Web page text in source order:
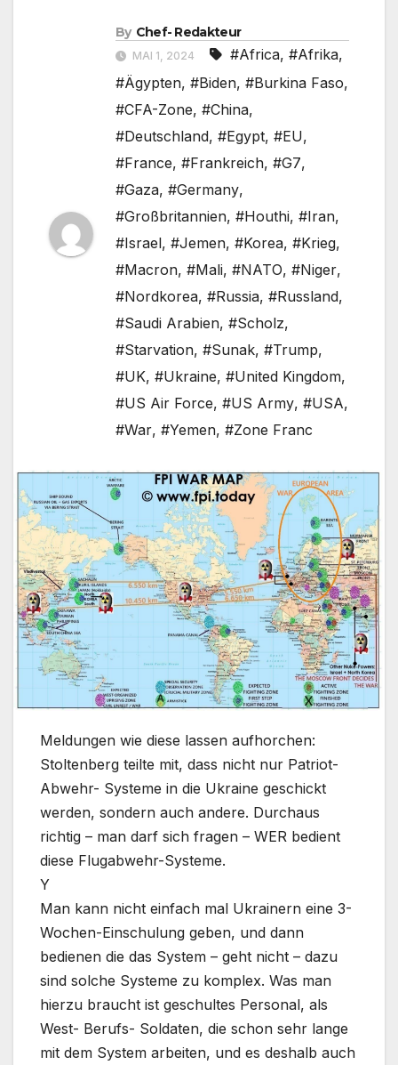
By Chef- Redakteur
MAI 1, 2024 #Africa, #Afrika,
#Ägypten, #Biden, #Burkina Faso,
#CFA-Zone, #China,
#Deutschland, #Egypt, #EU,
#France, #Frankreich, #G7,
#Gaza, #Germany,
#Großbritannien, #Houthi, #Iran,
#Israel, #Jemen, #Korea, #Krieg,
#Macron, #Mali, #NATO, #Niger,
#Nordkorea, #Russia, #Russland,
#Saudi Arabien, #Scholz,
#Starvation, #Sunak, #Trump,
#UK, #Ukraine, #United Kingdom,
#US Air Force, #US Army, #USA,
#War, #Yemen, #Zone Franc
Meldungen wie diese lassen aufhorchen:
Stoltenberg teilte mit, dass nicht nur Patriot-
Abwehr- Systeme in die Ukraine geschickt
werden, sondern auch andere. Durchaus
richtig – man darf sich fragen – WER bedient
diese Flugabwehr-Systeme.
Y
Man kann nicht einfach mal Ukrainern eine 3-
Wochen-Einschulung geben, und dann
bedienen die das System – geht nicht – dazu
sind solche Systeme zu komplex. Was man
hierzu braucht ist geschultes Personal, als
West- Berufs- Soldaten, die schon sehr lange
mit dem System arbeiten, und es deshalb auch